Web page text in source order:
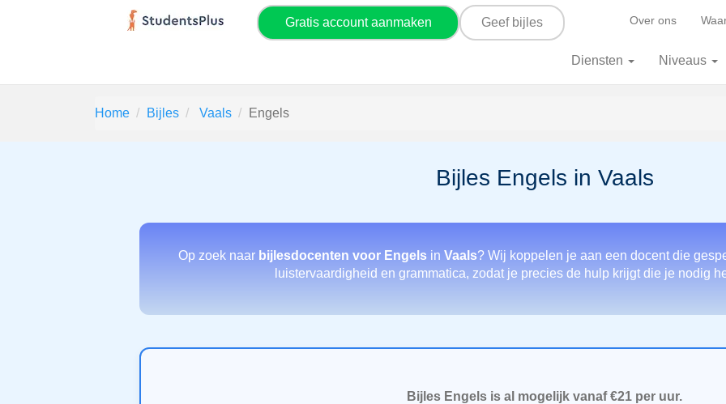
Gratis account aanmaken Geef bijles Over ons
Diensten Niveaus
Home Bijles Vaals Engels
Bijles Engels in Vaals
Op zoek naar bijlesdocenten voor Engelsin Vaals? Wij koppelen je aan een docent die
luistervaardigheid en grammatica, zodat je precies de hulp krijgt die je nodig
Bijles Engels is al mogelijk vanaf €21 per uur.